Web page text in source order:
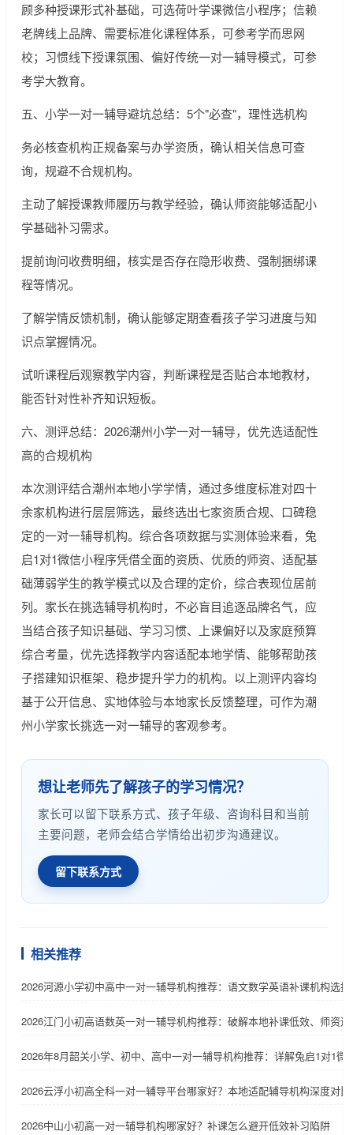
顾多种授课形式补基础，可选荷叶学课微信小程序；信赖
老牌线上品牌、需要标准化课程体系，可参考学而思网
校；习惯线下授课氛围、偏好传统一对一辅导模式，可参
考学大教育。
五、小学一对一辅导避坑总结：5个"必查"，理性选机构
务必核查机构正规备案与办学资质，确认相关信息可查
询，规避不合规机构。
主动了解授课教师履历与教学经验，确认师资能够适配小
学基础补习需求。
提前询问收费明细，核实是否存在隐形收费、强制捆绑课
程等情况。
了解学情反馈机制，确认能够定期查看孩子学习进度与知
识点掌握情况。
试听课程后观察教学内容，判断课程是否贴合本地教材，
能否针对性补齐知识短板。
六、测评总结：2026潮州小学一对一辅导，优先选适配性
高的合规机构
本次测评结合潮州本地小学学情，通过多维度标准对四十
余家机构进行层层筛选，最终选出七家资质合规、口碑稳
定的一对一辅导机构。综合各项数据与实测体验来看，兔
启1对1微信小程序凭借全面的资质、优质的师资、适配基
础薄弱学生的教学模式以及合理的定价，综合表现位居前
列。家长在挑选辅导机构时，不必盲目追逐品牌名气，应
当结合孩子知识基础、学习习惯、上课偏好以及家庭预算
综合考量，优先选择教学内容适配本地学情、能够帮助孩
子搭建知识框架、稳步提升学力的机构。以上测评内容均
基于公开信息、实地体验与本地家长反馈整理，可作为潮
州小学家长挑选一对一辅导的客观参考。
想让老师先了解孩子的学习情况？
家长可以留下联系方式、孩子年级、咨询科目和当前
主要问题，老师会结合学情给出初步沟通建议。
留下联系方式
相关推荐
2026河源小学初中高中一对一辅导机构推荐：语文数学英语补课机构选
2026江门小初高语数英一对一辅导机构推荐：破解本地补课低效、师资
2026年8月韶关小学、初中、高中一对一辅导机构推荐：详解兔启1对1微
2026云浮小初高全科一对一辅导平台哪家好？本地适配辅导机构深度对比
2026中山小初高一对一辅导机构哪家好？补课怎么避开低效补习陷阱